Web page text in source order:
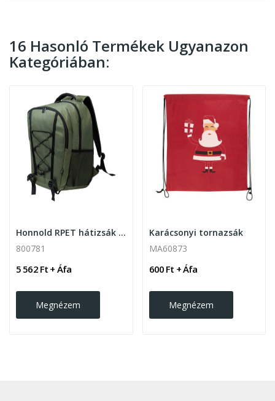
16 Hasonló Termékek Ugyanazon
Kategóriában:
Honnold RPET hátizsák laptop rekesszel (15")
800781
5 562 Ft + Áfa
Megnézem
Karácsonyi tornazsák
MA60873
600 Ft + Áfa
Megnézem